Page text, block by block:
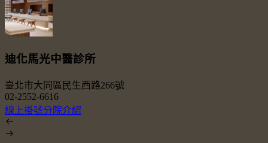
迪化馬光中醫診所
臺北市大同區民生西路266號
02-2552-6616
線上掛號分院介紹